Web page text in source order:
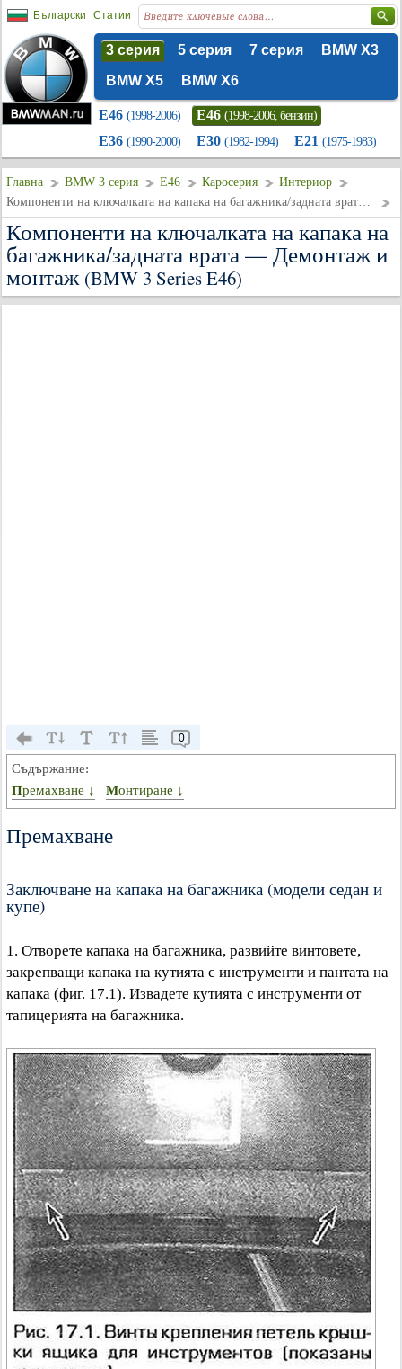
Български Статии
3 серия 5 серия 7 серия
BMW X3
BMW X5
BMW X6
E46 (1998-2006) E46 (1998-2006, бензин)
E36 (1990-2000) E30 (1982-1994) E21 (1975-1983)
Главна BMW 3 серия E46 Каросерия
Интериор
Компоненти на ключалката на капака на багажника/задната врата — Демонтаж и монтаж
Компоненти на ключалката на капака на
багажника/задната врата — Демонтаж и
монтаж (BMW 3 Series E46)
0
Съдържание:
Премахване ↓
Монтиране ↓
Премахване
Заключване на капака на багажника (модели седан и
купе)
1. Отворете капака на багажника, развийте винтовете,
закрепващи капака на кутията с инструменти и пантата на
капака (фиг. 17.1). Извадете кутията с инструменти от
тапицерията на багажника.